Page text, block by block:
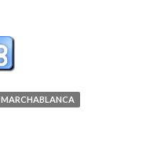
MARCHABLANCA